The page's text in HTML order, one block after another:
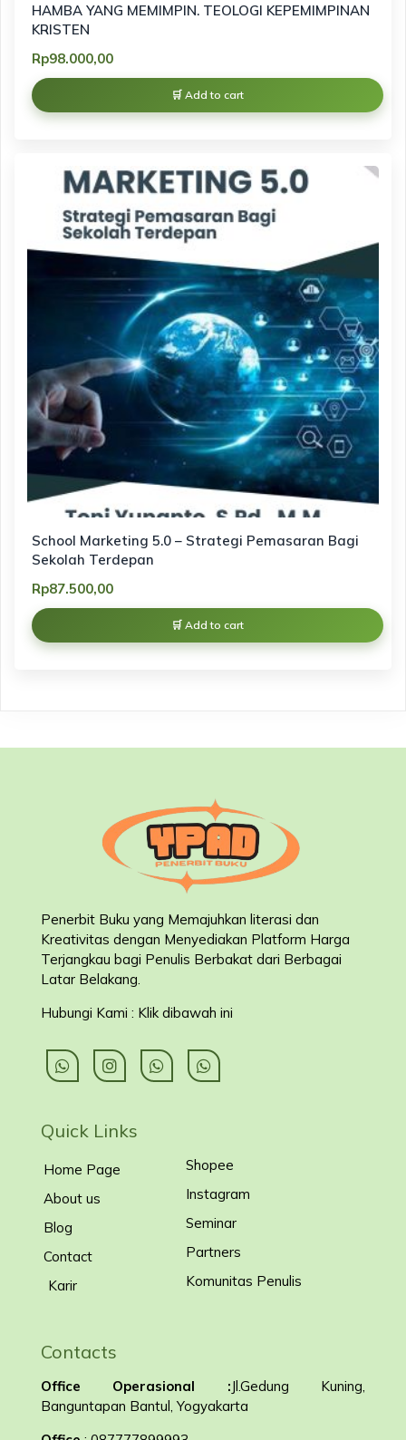
HAMBA YANG MEMIMPIN. TEOLOGI KEPEMIMPINAN
KRISTEN
Rp98.000,00
Add to cart
School Marketing 5.0 – Strategi Pemasaran Bagi
Sekolah Terdepan
Rp87.500,00
Add to cart
Penerbit Buku yang Memajuhkan literasi dan
Kreativitas dengan Menyediakan Platform Harga
Terjangkau bagi Penulis Berbakat dari Berbagai
Latar Belakang.
Hubungi Kami : Klik dibawah ini
Quick Links
Home Page
About us
Blog
Contact
Karir
Shopee
Instagram
Seminar
Partners
Komunitas Penulis
Contacts
Office Operasional :Jl.Gedung Kuning,
Banguntapan Bantul, Yogyakarta